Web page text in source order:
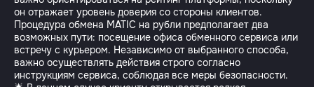
он отражает уровень доверия со стороны клиентов.
Процедура обмена MATIC на рубли предполагает два
возможных пути: посещение офиса обменного сервиса или
встречу с курьером. Независимо от выбранного способа,
важно осуществлять действия строго согласно
инструкциям сервиса, соблюдая все меры безопасности.